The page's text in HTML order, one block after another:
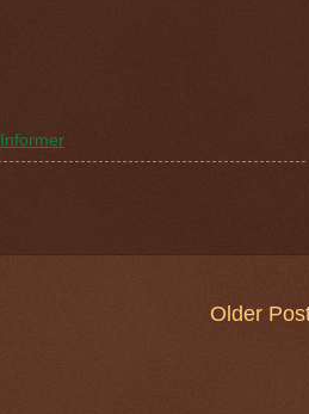
Informer
Older